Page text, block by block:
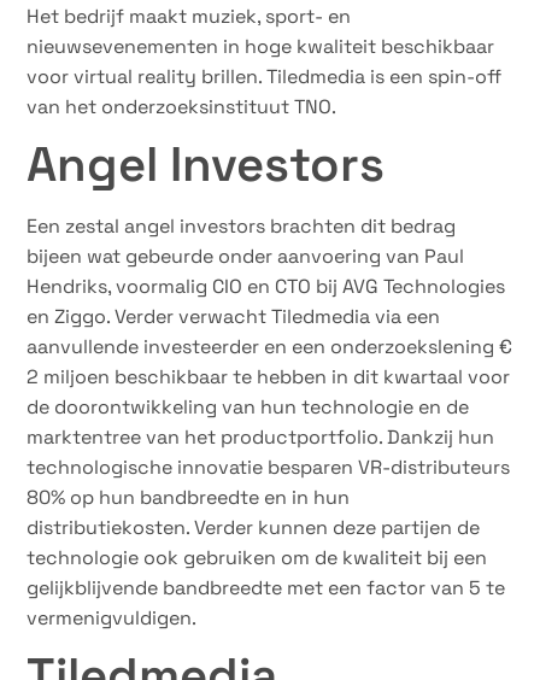
Het bedrijf maakt muziek, sport- en
nieuwsevenementen in hoge kwaliteit beschikbaar
voor virtual reality brillen. Tiledmedia is een spin-off
van het onderzoeksinstituut TNO.
Angel Investors
Een zestal angel investors brachten dit bedrag
bijeen wat gebeurde onder aanvoering van Paul
Hendriks, voormalig CIO en CTO bij AVG Technologies
en Ziggo. Verder verwacht Tiledmedia via een
aanvullende investeerder en een onderzoekslening €
2 miljoen beschikbaar te hebben in dit kwartaal voor
de doorontwikkeling van hun technologie en de
marktentree van het productportfolio. Dankzij hun
technologische innovatie besparen VR-distributeurs
80% op hun bandbreedte en in hun
distributiekosten. Verder kunnen deze partijen de
technologie ook gebruiken om de kwaliteit bij een
gelijkblijvende bandbreedte met een factor van 5 te
vermenigvuldigen.